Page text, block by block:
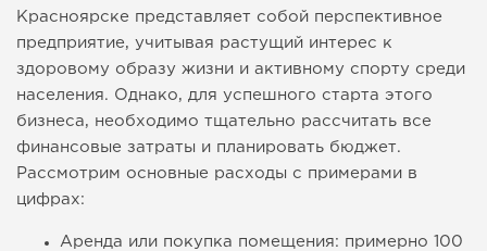
Красноярске представляет собой перспективное
предприятие, учитывая растущий интерес к
здоровому образу жизни и активному спорту среди
населения. Однако, для успешного старта этого
бизнеса, необходимо тщательно рассчитать все
финансовые затраты и планировать бюджет.
Рассмотрим основные расходы с примерами в
цифрах:
Аренда или покупка помещения: примерно 100